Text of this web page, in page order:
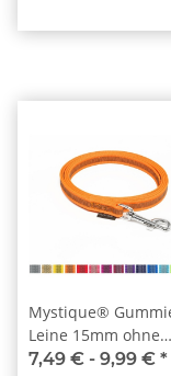
Mystique®
Leine 15mm ohne
Handschlaufe
7,49 € - 9,99 € *